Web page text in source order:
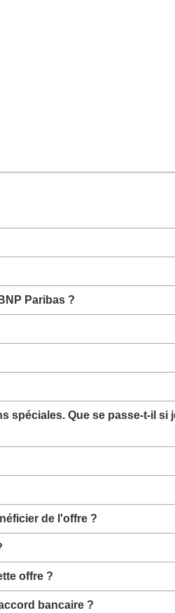
Paribas ?
Que se passe-t-il si
de l'offre ?
offre ?
bancaire ?